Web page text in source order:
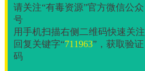
请关注“有毒资源”官方微信公众
号
用手机扫描右侧二维码快速关注
回复关键字“711963”，获取验证
码